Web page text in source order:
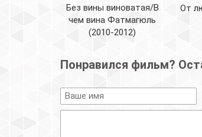
Без вины виноватая/В
чем вина Фатмагюль
(2010-2012)
От
Понравился фильм?